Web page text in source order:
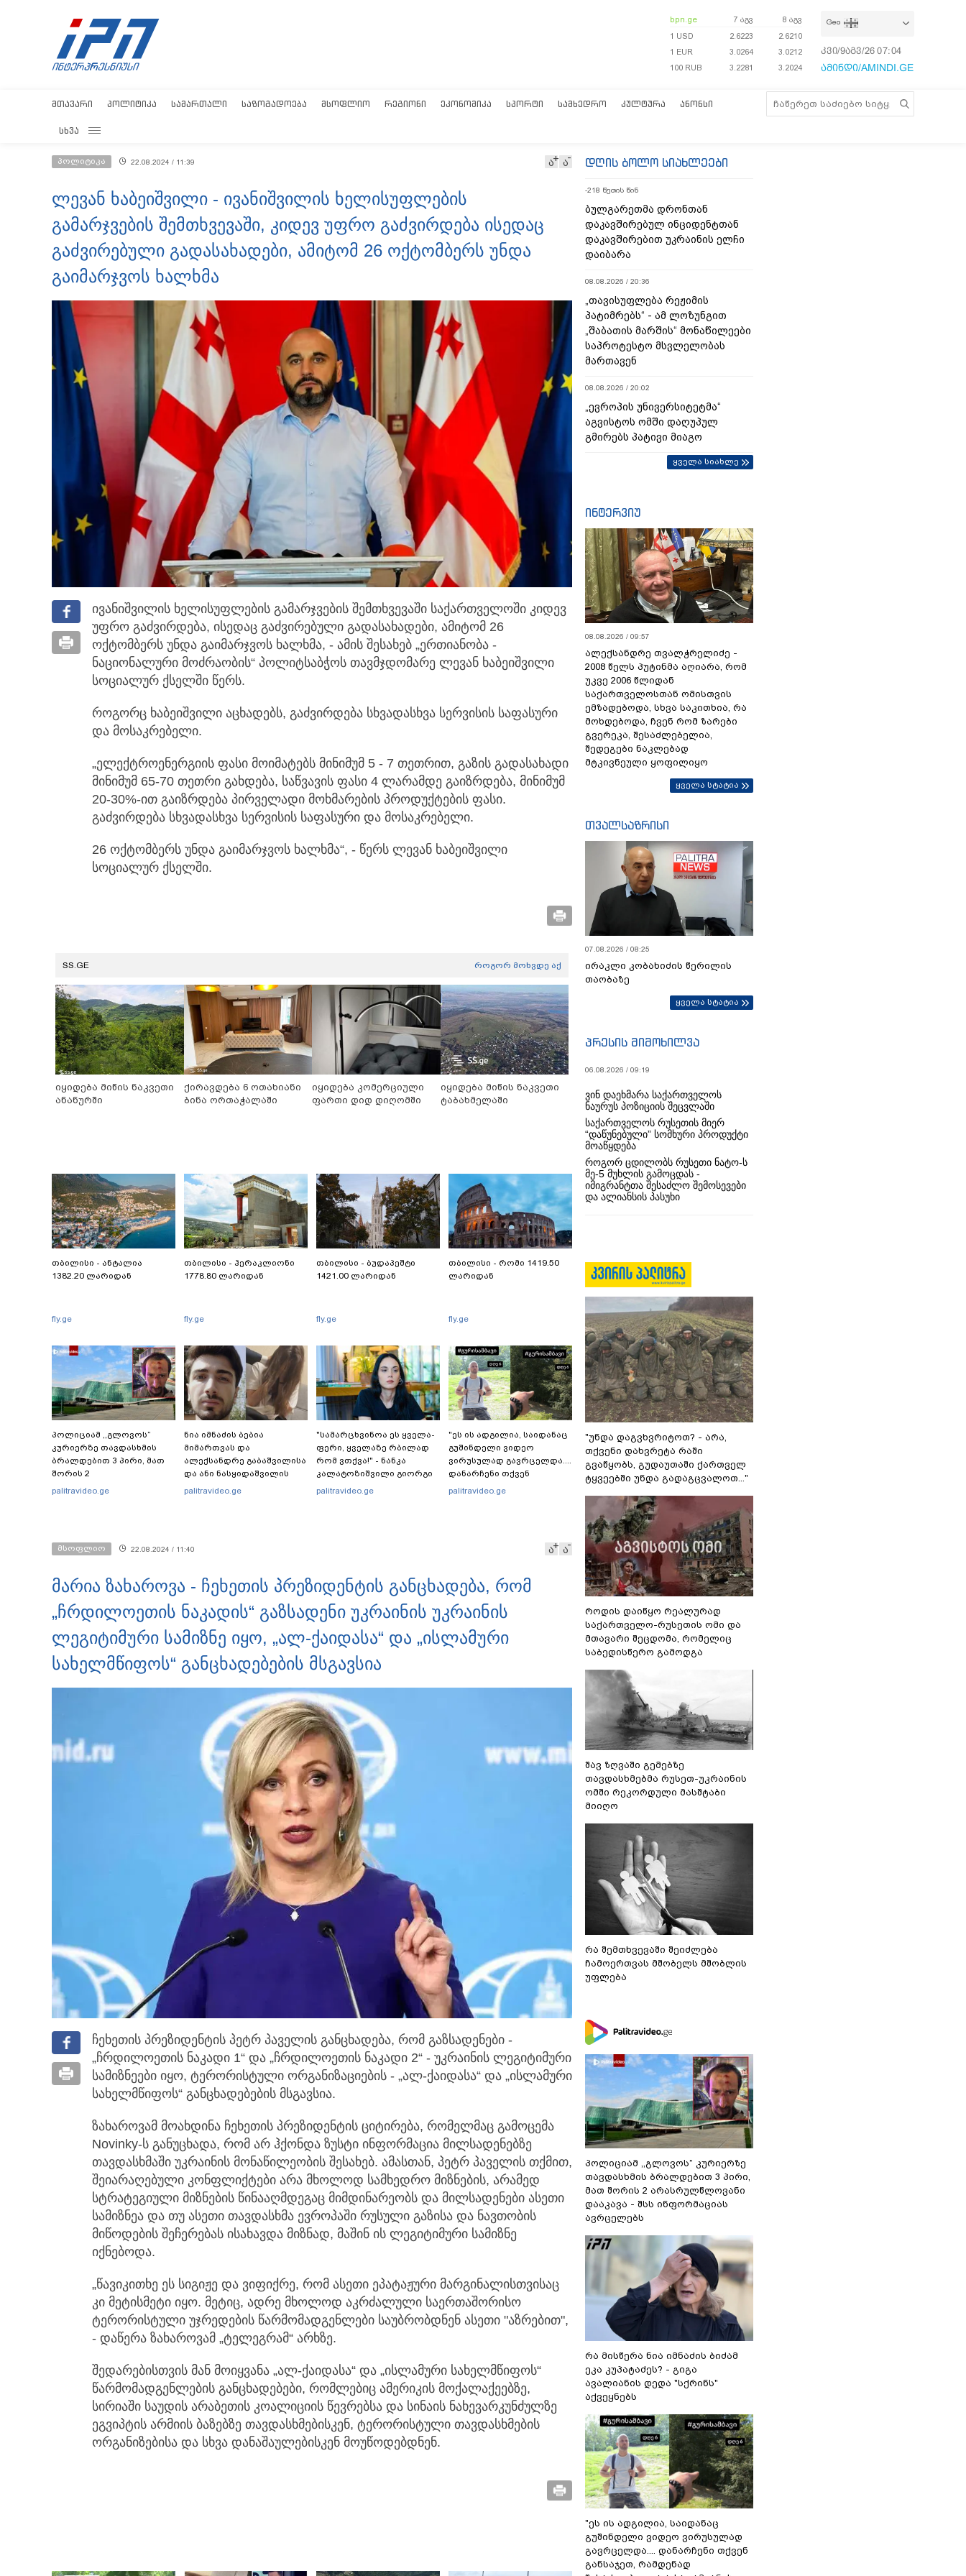
bpn.ge 7 აგვ
8 აგვ
1 USD
2.6223
2.6210
1 EUR
3.0264
3.0212
100 RUB
3.2281 3.2024
Geo
კვი/9აგვ/26 07:04:33
ამინდი/AMINDI.GE
ᲛᲗᲐᲕᲐᲠᲘ ᲞᲝᲚᲘᲢᲘᲙᲐ ᲡᲐᲛᲐᲠᲗᲐᲚᲘ ᲡᲐᲖᲝᲒᲐᲓᲝᲔᲑᲐ ᲛᲡᲝᲤᲚᲘᲝ ᲠᲔᲒᲘᲝᲜᲘ ᲔᲙᲝᲜᲝᲛᲘᲙᲐ ᲡᲞᲝᲠᲢᲘ ᲡᲐᲛᲮᲔᲓᲠᲝ ᲙᲣᲚᲢᲣᲠᲐ ᲐᲜᲝᲜᲡᲘ
ᲡᲮᲕᲐ
პოლიტიკა 22.08.2024 / 11:39 ა ა
ლევან ხაბეიშვილი - ივანიშვილის ხელისუფლების
გამარჯვების შემთხვევაში, კიდევ უფრო გაძვირდება ისედაც
გაძვირებული გადასახადები, ამიტომ 26 ოქტომბერს უნდა
გაიმარჯვოს ხალხმა
ივანიშვილის ხელისუფლების გამარჯვების შემთხვევაში საქართველოში კიდევ
უფრო გაძვირდება, ისედაც გაძვირებული გადასახადები, ამიტომ 26
ოქტომბერს უნდა გაიმარჯვოს ხალხმა, - ამის შესახებ „ერთიანობა -
ნაციონალური მოძრაობის“ პოლიტსაბჭოს თავმჯდომარე ლევან ხაბეიშვილი
სოციალურ ქსელში წერს.
როგორც ხაბეიშვილი აცხადებს, გაძვირდება სხვადასხვა სერვისის საფასური
და მოსაკრებელი.
„ელექტროენერგიის ფასი მოიმატებს მინიმუმ 5 - 7 თეთრით, გაზის გადასახადი
მინიმუმ 65-70 თეთრი გახდება, საწვავის ფასი 4 ლარამდე გაიზრდება, მინიმუმ
20-30%-ით გაიზრდება პირველადი მოხმარების პროდუქტების ფასი.
გაძვირდება სხვადასხვა სერვისის საფასური და მოსაკრებელი.
26 ოქტომბერს უნდა გაიმარჯვოს ხალხმა“, - წერს ლევან ხაბეიშვილი
სოციალურ ქსელში.
SS.GE როგორ მოხვდე აქ
იყიდება მიწის ნაკვეთი
ანანურში
ქირავდება 6 ოთახიანი
ბინა ორთაჭალაში
იყიდება კომერციული
ფართი დიდ დიღომში
იყიდება მიწის ნაკვეთი
ტაბახმელაში
თბილისი - ანტალია
1382.20 ლარიდან
fly.ge
თბილისი - ჰერაკლიონი
1778.80 ლარიდან
fly.ge
თბილისი - ბუდაპეშტი
1421.00 ლარიდან
fly.ge
თბილისი - რომი 1419.50
ლარიდან
fly.ge
პოლიციამ ,,გლოვოს”
კურიერზე თავდასხმის
ბრალდებით 3 პირი, მათ
შორის 2
არასრულწლოვანი
palitravideo.ge
ნია იმნაძის ბებია
მიმართვას და
ალექსანდრე გაბაშვილისა
და ანი ნასყიდაშვილის
პირადი მიმოწერის
palitravideo.ge
"სა­მარ­ცხვი­ნოა ეს ყვე­ლა­
ფე­რი, ყვე­ლა­ზე რბი­ლად
რომ ვთქვა!" - ნანკა
კალატოზიშვილი გიორგი
ბარამიძის განცხადებას
palitravideo.ge
"ეს ის ადგილია, საიდანაც
გუშინდელი ვიდეო
ვირუსულად გავრცელდა....
დანარჩენი თქვენ
განსაჯეთ, რამდენად
სადაც 12 წლის წინ გურამ
palitravideo.ge
მსოფლიო 22.08.2024 / 11:40 ა ა
მარია ზახაროვა - ჩეხეთის პრეზიდენტის განცხადება, რომ
„ჩრდილოეთის ნაკადის“ გაზსადენი უკრაინის უკრაინის
ლეგიტიმური სამიზნე იყო, „ალ-ქაიდასა“ და „ისლამური
სახელმწიფოს“ განცხადებების მსგავსია
ჩეხეთის პრეზიდენტის პეტრ პაველის განცხადება, რომ გაზსადენები -
„ჩრდილოეთის ნაკადი 1“ და „ჩრდილოეთის ნაკადი 2“ - უკრაინის ლეგიტიმური
სამიზნეები იყო, ტერორისტული ორგანიზაციების - „ალ-ქაიდასა“ და „ისლამური
სახელმწიფოს“ განცხადებების მსგავსია.
ზახაროვამ მოახდინა ჩეხეთის პრეზიდენტის ციტირება, რომელმაც გამოცემა
Novinky-ს განუცხადა, რომ არ ჰქონდა ზუსტი ინფორმაცია მილსადენებზე
თავდასხმაში უკრაინის მონაწილეობის შესახებ. ამასთან, პეტრ პაველის თქმით,
შეიარაღებული კონფლიქტები არა მხოლოდ სამხედრო მიზნების, არამედ
სტრატეგიული მიზნების წინააღმდეგაც მიმდინარეობს და მილსადენები ასეთი
სამიზნეა და თუ ასეთი თავდასხმა ევროპაში რუსული გაზისა და ნავთობის
მიწოდების შეჩერებას ისახავდა მიზნად, მაშინ ის ლეგიტიმური სამიზნე
იქნებოდა.
„წავიკითხე ეს სიგიჟე და ვიფიქრე, რომ ასეთი ეპატაჟური მარგინალისთვისაც
კი მეტისმეტი იყო. მეტიც, ადრე მხოლოდ აკრძალული საერთაშორისო
ტერორისტული უჯრედების წარმომადგენლები საუბრობდნენ ასეთი "აზრებით",
- დაწერა ზახაროვამ „ტელეგრამ“ არხზე.
შედარებისთვის მან მოიყვანა „ალ-ქაიდასა“ და „ისლამური სახელმწიფოს“
წარმომადგენლების განცხადებები, რომლებიც ამერიკის მოქალაქეებზე,
სირიაში საუდის არაბეთის კოალიციის წევრებსა და სინაის ნახევარკუნძულზე
ეგვიპტის არმიის ბაზებზე თავდასხმებისკენ, ტერორისტული თავდასხმების
ორგანიზებისა და სხვა დანაშაულებისკენ მოუწოდებდნენ.
დღის ბოლო სიახლეები
-218 წუთის წინ
ბულგარეთმა დრონთან
დაკავშირებულ ინციდენტთან
დაკავშირებით უკრაინის ელჩი
დაიბარა
08.08.2026 / 20:36
„თავისუფლება რეჟიმის
პატიმრებს“ - ამ ლოზუნგით
„შაბათის მარშის“ მონაწილეები
საპროტესტო მსვლელობას
მართავენ
08.08.2026 / 20:02
„ევროპის უნივერსიტეტმა“
აგვისტოს ომში დაღუპულ
გმირებს პატივი მიაგო
ყველა სიახლე
ინტერვიუ
08.08.2026 / 09:57
ალექსანდრე თვალჭრელიძე -
2008 წელს პუტინმა აღიარა, რომ
უკვე 2006 წლიდან
საქართველოსთან ომისთვის
ემზადებოდა, სხვა საკითხია, რა
მოხდებოდა, ჩვენ რომ ზარები
გვერეკა, შესაძლებელია,
შედეგები ნაკლებად
მტკივნეული ყოფილიყო
ყველა სტატია
თვალსაზრისი
07.08.2026 / 08:25
ირაკლი კობახიძის წერილის
თაობაზე
ყველა სტატია
პრესის მიმოხილვა
06.08.2026 / 09:19
ვინ დაეხმარა საქართველოს
ნაურუს პოზიციის შეცვლაში
საქართველოს რუსეთის მიერ
“დაწუნებული” სომხური პროდუქტი
მოაწყდება
როგორ ცდილობს რუსეთი ნატო-ს
მე-5 მუხლის გამოცდას -
იმიგრანტთა შესაძლო შემოსევები
და ალიანსის პასუხი
"უნდა დაგვხვრიტოთ? - არა,
თქვენი დახვრეტა რაში
გვაწყობს, გუდაუთაში ქართველ
ტყვეებში უნდა გადაგცვალოთ..."
როდის დაიწყო რეალურად
საქართველო-რუსეთის ომი და
მთავარი შეცდომა, რომელიც
საბედისწერო გამოდგა
შავ ზღვაში გემებზე
თავდასხმებმა რუსეთ-უკრაინის
ომში რეკორდული მასშტაბი
მიიღო
რა შემთხვევაში შეიძლება
ჩამოერთვას მშობელს მშობლის
უფლება
პოლიციამ ,,გლოვოს” კურიერზე
თავდასხმის ბრალდებით 3 პირი,
მათ შორის 2 არასრულწლოვანი
დააკავა - შსს ინფორმაციას
ავრცელებს
რა მისწერა ნია იმნაძის ბიძამ
ეკა კუპატაძეს? - გიგა
ავალიანის დედა "სქრინს"
აქვეყნებს
"ეს ის ადგილია, საიდანაც
გუშინდელი ვიდეო ვირუსულად
გავრცელდა.... დანარჩენი თქვენ
განსაჯეთ, რამდენად